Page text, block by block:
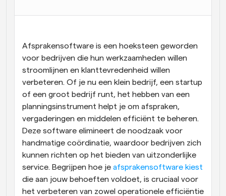
Supercharged planning met AI-gestuurde
oproepen
Workflow
Blog
Blijf op de hoogte van het laatste nieuws en updates
Instant Vergaderingen
Ontmoet cliënten binnen enkele minuten
Dynamische Groep Links
Boek naadloos vergaderingen met meerdere mensen
Ontvang een melding wanneer er iets gebeurt
Afsprakensoftware is een hoeksteen geworden
voor bedrijven die hun werkzaamheden willen
stroomlijnen en klanttevredenheid willen
verbeteren. Of je nu een klein bedrijf, een startup
of een groot bedrijf runt, het hebben van een
planningsinstrument helpt je om afspraken,
vergaderingen en middelen efficiënt te beheren.
Deze software elimineert de noodzaak voor
handmatige coördinatie, waardoor bedrijven zich
kunnen richten op het bieden van uitzonderlijke
service. Begrijpen hoe je afsprakensoftware kiest
die aan jouw behoeften voldoet, is cruciaal voor
het verbeteren van zowel operationele efficiëntie